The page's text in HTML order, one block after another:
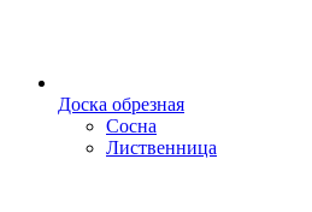
Доска обрезная
Сосна
Лиственница